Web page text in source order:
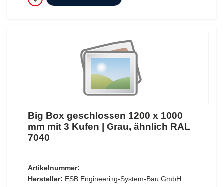
Big Box geschlossen 1200 x 1000
mm mit 3 Kufen | Grau, ähnlich RAL
7040
Artikelnummer:
Hersteller: ESB Engineering-System-Bau GmbH